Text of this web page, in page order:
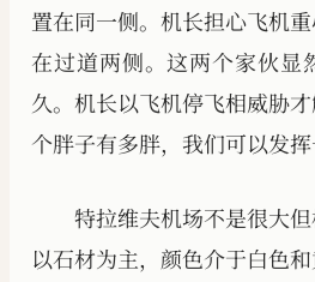
置在同一侧。机长担心飞机
在过道两侧。这两个家伙显
久。机长以飞机停飞相威胁
个胖子有多胖，我们可以发挥
特拉维夫机场不是很大
以石材为主，颜色介于白色